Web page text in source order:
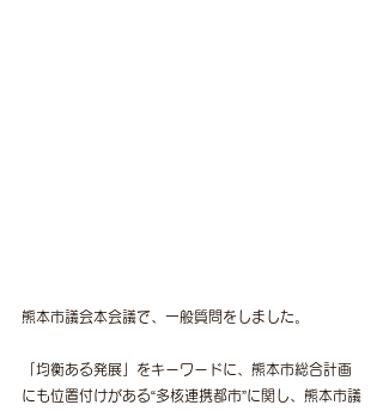
熊本市議会本会議で、一般質問をしました。
「均衡ある発展」をキーワードに、熊本市総合計画
にも位置付けがある“多核連携都市”に関し、熊本市議